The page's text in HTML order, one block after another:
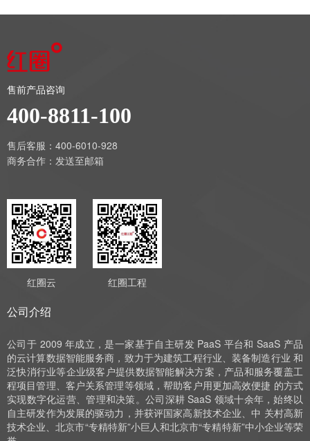
售前产品咨询
400-8811-100
售后客服：400-6010-928
商务合作： 发送至邮箱
红圈云 红圈工程
公司介绍
公司于 2009 年成立，是一家基于自主研发 PaaS 平台和 SaaS 产品
的云计算数据智能服务商，致力于为建筑工程行业、装备制造行业 和
泛快消行业等企业级客户提供数据智能解决方案，产品和服务覆盖工
程项目管理、客户关系管理等领域，帮助客户用更加高效便捷 的方式
实现数字化运营、管理和决策。公司深耕 SaaS 领域十余年，始终以
自主研发作为发展的驱动力，并获评国家高新技术企业、中 关村高新
技术企业、北京市“专精特新”小巨人和北京市“专精特新”中小企业等荣